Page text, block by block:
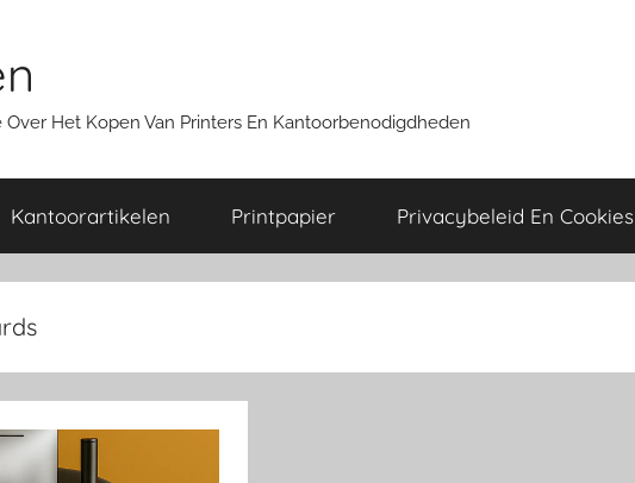
Het Kopen Van Printers En Kantoorbenodigdheden
Kantoorartikelen Printpapier Privacybeleid En Cookies